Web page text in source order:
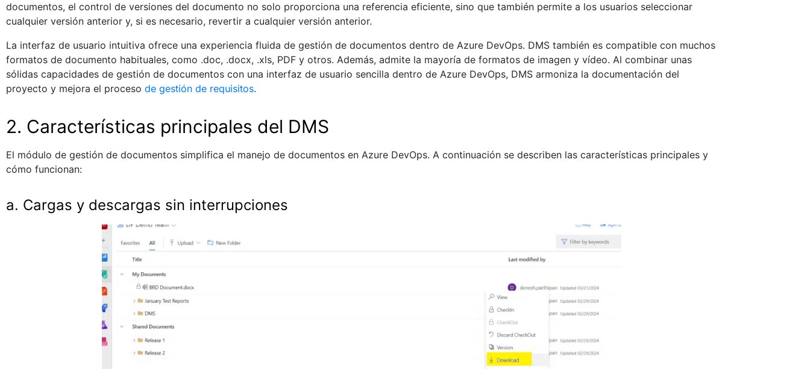
documentos, el control de versiones del documento no solo proporciona una referencia eficiente, sino que también permite a los usuarios seleccionar
cualquier versión anterior y, si es necesario, revertir a cualquier versión anterior.
La interfaz de usuario intuitiva ofrece una experiencia fluida de gestión de documentos dentro de Azure DevOps. DMS también es compatible con muchos
formatos de documento habituales, como .doc, .docx, .xls, PDF y otros. Además, admite la mayoría de formatos de imagen y vídeo. Al combinar unas
sólidas capacidades de gestión de documentos con una interfaz de usuario sencilla dentro de Azure DevOps, DMS armoniza la documentación del
proyecto y mejora el proceso de gestión de requisitos.
2. Características principales del DMS
El módulo de gestión de documentos simplifica el manejo de documentos en Azure DevOps. A continuación se describen las características principales y
cómo funcionan:
a. Cargas y descargas sin interrupciones